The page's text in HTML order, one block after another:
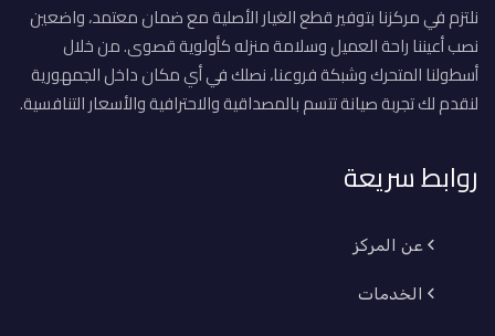
نلتزم في مركزنا بتوفير قطع الغيار الأصلية مع ضمان معتمد، واضعين
نصب أعيننا راحة العميل وسلامة منزله كأولوية قصوى. من خلال
أسطولنا المتحرك وشبكة فروعنا، نصلك في أي مكان داخل الجمهورية
لنقدم لك تجربة صيانة تتسم بالمصداقية والاحترافية والأسعار التنافسية.
روابط سريعة
عن المركز
الخدمات